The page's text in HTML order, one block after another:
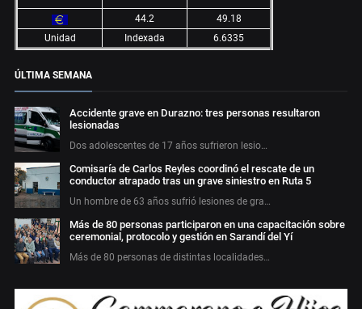
44.2
49.18
Unidad
Indexada 6.6335
ÚLTIMA SEMANA
Accidente grave en Durazno: tres personas resultaron
lesionadas
Dos adolescentes de 17 años sufrieron lesio…
Comisaría de Carlos Reyles coordinó el rescate de un
conductor atrapado tras un grave siniestro en Ruta 5
Un hombre de 63 años sufrió lesiones de gra…
Más de 80 personas participaron en una capacitación sobre
ceremonial, protocolo y gestión en Sarandí del Yí
Más de 80 personas de distintas localidades…